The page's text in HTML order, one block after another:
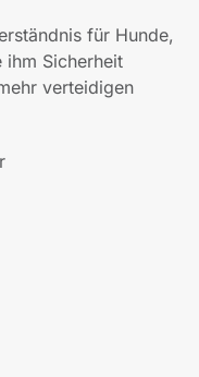
für Hunde,
ihm Sicherheit
verteidigen